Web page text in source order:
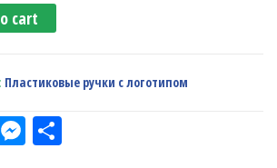
Pen) quantity
cart
Пластиковые ручки с логотипом
M